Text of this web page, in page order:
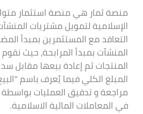
منصة ثمار هي منصة استثمار
الإسلامية لتمويل مشتريات
التعاقد مع المستثمرين بمبدأ
المنشآت بمبدأ المرابحة، حيث
المنتجات ثم إعادة بيعها مقابل
المبلغ الكلي فيما يُعرف باسم
مراجعة و تدقيق العمليات
في المعاملات المالية الاسلامية.